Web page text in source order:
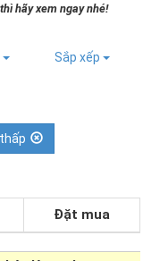
hãy xem ngay nhé!
Sắp xếp
Đặt mua